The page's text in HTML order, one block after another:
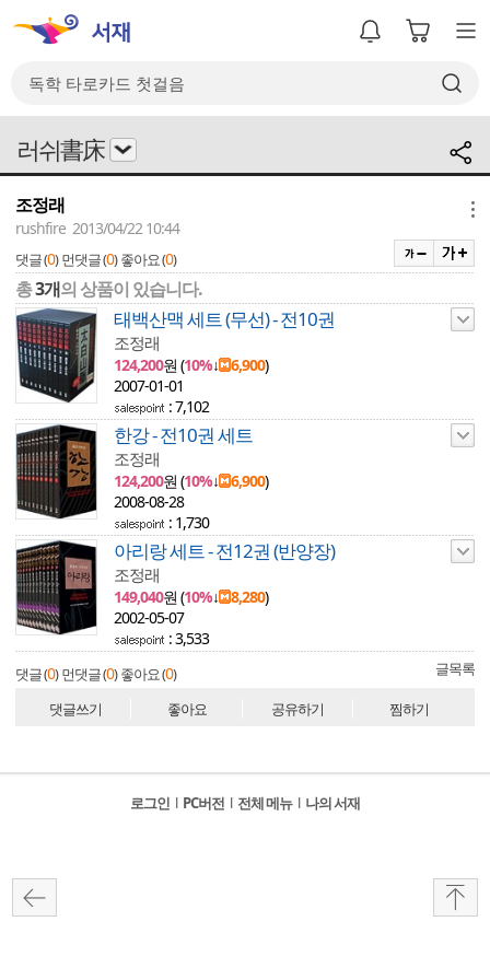
러쉬書床
조정래
rushfire 2013/04/22 10:44
댓글 (0) 먼댓글 (0) 좋아요 (0)
총3개의 상품이 있습니다.
태백산맥 세트 (무선) - 전10권
조정래
124,200원 (10%↓ 6,900)
2007-01-01
: 7,102
한강 - 전10권 세트
조정래
124,200원 (10%↓ 6,900)
2008-08-28
: 1,730
아리랑 세트 - 전12권 (반양장)
조정래
149,040원 (10%↓ 8,280)
2002-05-07
: 3,533
댓글 (0) 먼댓글 (0) 좋아요 (0) 글목록
댓글쓰기 좋아요 공유하기 찜하기
로그인 l PC버전 l 전체 메뉴 l 나의 서재